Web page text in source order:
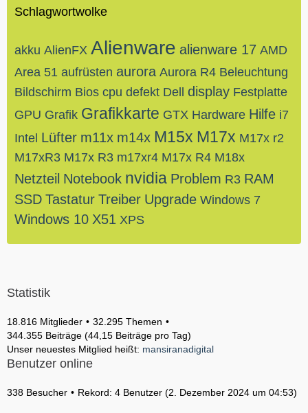
Schlagwortwolke
akku AlienFX Alienware alienware 17 AMD
Area 51 aufrüsten aurora Aurora R4 Beleuchtung
Bildschirm Bios cpu defekt Dell display Festplatte
GPU Grafik Grafikkarte GTX Hardware Hilfe i7
Intel Lüfter m11x m14x M15x M17x M17x r2
M17xR3 M17x R3 m17xr4 M17x R4 M18x
Netzteil Notebook nvidia Problem R3 RAM
SSD Tastatur Treiber Upgrade Windows 7
Windows 10 X51 XPS
Statistik
18.816 Mitglieder
32.295 Themen
344.355 Beiträge (44,15 Beiträge pro Tag)
Unser neuestes Mitglied heißt: mansiranadigital
Benutzer online
338 Besucher Rekord: 4 Benutzer (2. Dezember 2024 um 04:53)